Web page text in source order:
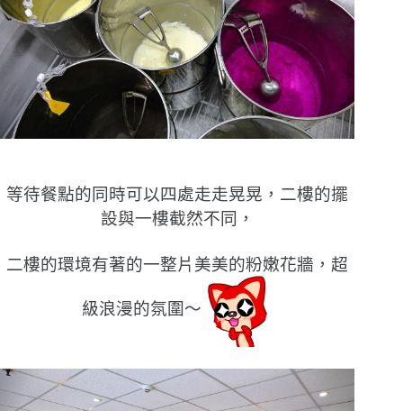
等待餐點的同時可以四處走走晃晃，二樓的擺
設與一樓截然不同，
二樓的環境有著的一整片美美的粉嫩花牆，超
級浪漫的氛圍〜